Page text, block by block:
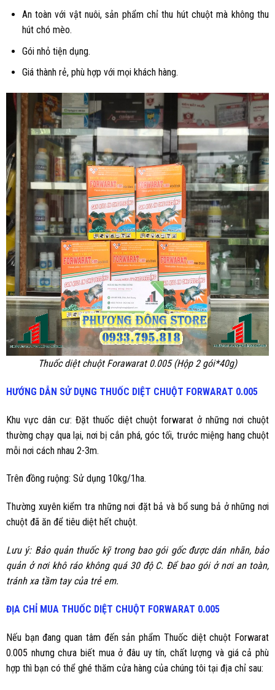
An toàn với vật nuôi, sản phẩm chỉ thu hút chuột mà không thu
hút chó mèo.
Gói nhỏ tiện dụng.
Giá thành rẻ, phù hợp với mọi khách hàng.
Thuốc diệt chuột Forawarat 0.005 (Hộp 2 gói*40g)
HƯỚNG DẪN SỬ DỤNG THUỐC DIỆT CHUỘT FORWARAT 0.005
Khu vực dân cư: Đặt thuốc diệt chuột forwarat ở những nơi chuột
thường chạy qua lại, nơi bị cắn phá, góc tối, trước miệng hang chuột
mỗi nơi cách nhau 2-3m.
Trên đồng ruộng: Sử dụng 10kg/1ha.
Thường xuyên kiểm tra những nơi đặt bả và bổ sung bả ở những nơi
chuột đã ăn để tiêu diệt hết chuột.
Lưu ý: Bảo quản thuốc kỹ trong bao gói gốc được dán nhãn, bảo
quản ở nơi khô ráo không quá 30 độ C. Để bao gói ở nơi an toàn,
tránh xa tầm tay của trẻ em.
ĐỊA CHỈ MUA THUỐC DIỆT CHUỘT FORWARAT 0.005
Nếu bạn đang quan tâm đến sản phẩm Thuốc diệt chuột Forwarat
0.005 nhưng chưa biết mua ở đâu uy tín, chất lượng và giá cả phù
hợp thì bạn có thể ghé thăm cửa hàng của chúng tôi tại địa chỉ sau: